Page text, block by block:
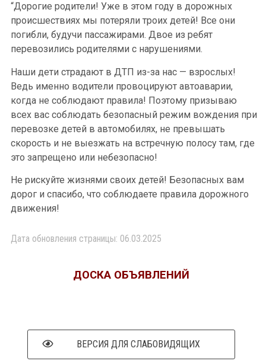
“Дорогие родители! Уже в этом году в дорожных
происшествиях мы потеряли троих детей! Все они
погибли, будучи пассажирами. Двое из ребят
перевозились родителями с нарушениями.
Наши дети страдают в ДТП из-за нас — взрослых!
Ведь именно водители провоцируют автоаварии,
когда не соблюдают правила! Поэтому призываю
всех вас соблюдать безопасный режим вождения при
перевозке детей в автомобилях, не превышать
скорость и не выезжать на встречную полосу там, где
это запрещено или небезопасно!
Не рискуйте жизнями своих детей! Безопасных вам
дорог и спасибо, что соблюдаете правила дорожного
движения!
Дата обновления страницы: 06.03.2025
ДОСКА ОБЪЯВЛЕНИЙ
ВЕРСИЯ ДЛЯ СЛАБОВИДЯЩИХ